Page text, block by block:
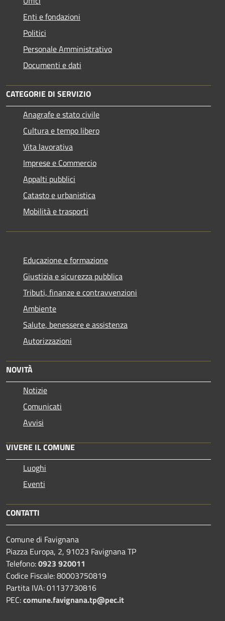
Enti e fondazioni
Politici
Personale Amministrativo
Documenti e dati
CATEGORIE DI SERVIZIO
Anagrafe e stato civile
Cultura e tempo libero
Vita lavorativa
Imprese e Commercio
Appalti pubblici
Catasto e urbanistica
Mobilità e trasporti
Educazione e formazione
Giustizia e sicurezza pubblica
Tributi, finanze e contravvenzioni
Ambiente
Salute, benessere e assistenza
Autorizzazioni
NOVITÀ
Notizie
Comunicati
Avvisi
VIVERE IL COMUNE
Luoghi
Eventi
CONTATTI
Comune di Favignana
Piazza Europa, 2, 91023 Favignana TP
Telefono:0923 920011
Codice Fiscale: 80003750819
Partita IVA: 01137730816
PEC:comune.favignana.tp@pec.it